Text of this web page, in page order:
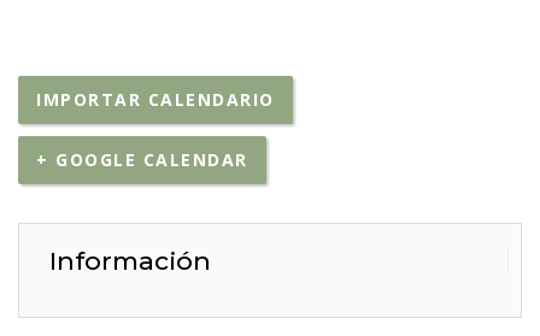
IMPORTAR CALENDARIO
+ GOOGLE CALENDAR
Información